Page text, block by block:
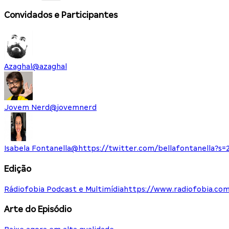
Convidados e Participantes
Azaghal @azaghal
Jovem Nerd@jovemnerd
Isabela Fontanella@ https://twitter.com/
Edição
Rádiofobia Podcast e Multimídia https://
Arte do Episódio